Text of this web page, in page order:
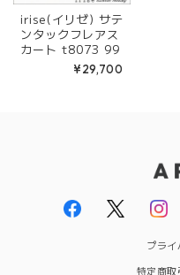
irise(イリゼ) サテ
ンタックフレアス
カート t8073 99
¥29,700
プライ
特定商